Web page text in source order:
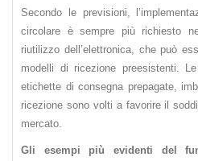
Secondo le previsioni,
circolare è sempre più richiesto
riutilizzo dell’elettronica, che può
modelli di ricezione preesistenti.
etichette di consegna prepagate,
ricezione sono volti a favorire il
mercato.
Gli esempi più evidenti del